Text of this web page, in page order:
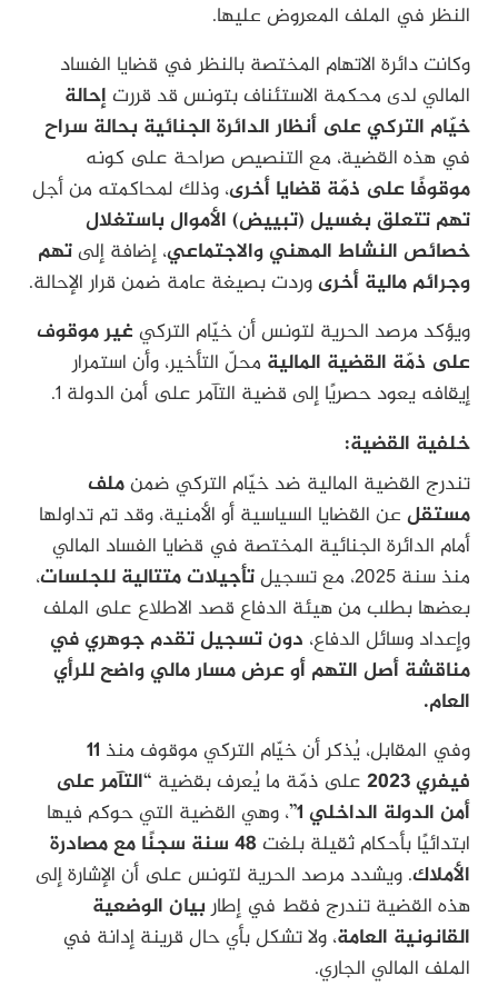
النظر في الملف المعروض عليها.
وكانت دائرة الاتهام المختصة بالنظر في قضايا الفساد
المالي لدى محكمة الاستئناف بتونس قد قررت إحالة
خيّام التركي على أنظار الدائرة الجنائية بحالة سراح
في هذه القضية، مع التنصيص صراحة على كونه
موقوفًا على ذمّة قضايا أخرى، وذلك لمحاكمته من أجل
تهم تتعلق بغسيل (تبييض) الأموال باستغلال
خصائص النشاط المهني والاجتماعي، إضافة إلىتهم
وجرائم مالية أخرىوردت بصيغة عامة ضمن قرار الإحالة.
ويؤكد مرصد الحرية لتونس أن خيّام التركي غير موقوف
على ذمّة القضية المالية محلّ التأخير، وأن استمرار
إيقافه يعود حصريًا إلى قضية التآمر على أمن الدولة 1.
خلفية القضية:
تندرج القضية المالية ضد خيّام التركي ضمنملف
مستقل عن القضايا السياسية أو الأمنية، وقد تم تداولها
أمام الدائرة الجنائية المختصة في قضايا الفساد المالي
منذ سنة 2025، مع تسجيل
تأجيلات متتالية للجلسات،
بعضها بطلب من هيئة الدفاع قصد الاطلاع على الملف
وإعداد وسائل الدفاع، دون تسجيل تقدم جوهري في
مناقشة أصل التهم أو عرض مسار مالي واضح للرأي
العام.
وفي المقابل، يُذكر أن خيّام التركي موقوف منذ 11
فيفري 2023
على ذمّة ما يُعرف بقضية “التآمر على
أمن الدولة الداخلي 1” ، وهي القضية التي حوكم فيها
ابتدائيًا بأحكام ثقيلة بلغت
48 سنة سجنًا مع مصادرة
الأملاك. ويشدد مرصد الحرية لتونس على أن الإشارة إلى
هذه القضية تندرج فقط في إطاربيان الوضعية
القانونية العامة، ولا تشكل بأي حال قرينة إدانة في
الملف المالي الجاري.